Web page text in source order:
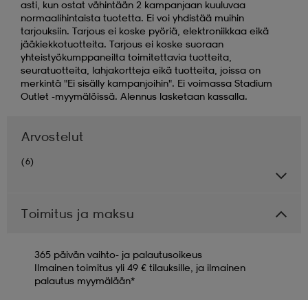
asti, kun ostat vähintään 2 kampanjaan kuuluvaa
normaalihintaista tuotetta. Ei voi yhdistää muihin
tarjouksiin. Tarjous ei koske pyöriä, elektroniikkaa eikä
jääkiekkotuotteita. Tarjous ei koske suoraan
yhteistyökumppaneilta toimitettavia tuotteita,
seuratuotteita, lahjakortteja eikä tuotteita, joissa on
merkintä "Ei sisälly kampanjoihin". Ei voimassa Stadium
Outlet -myymälöissä. Alennus lasketaan kassalla.
Arvostelut
(6)
Toimitus ja maksu
365 päivän vaihto- ja palautusoikeus
Ilmainen toimitus yli 49 € tilauksille, ja ilmainen
palautus myymälään*